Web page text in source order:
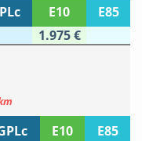
E10
E85
1.975 €
E10
E85